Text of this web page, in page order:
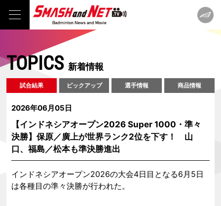
TOPICS新着情報
試合結果 ピックアップ 選手情報 商品情報
2026年06月05日
【インドネシアオープン2026 Super 1000・準々
決勝】保原／廣上が世界ランク2位を下す！ 山
口、福島／松本も準決勝進出
インドネシアオープン2026の大会4日目となる6月5日
は各種目の準々決勝が行われた。